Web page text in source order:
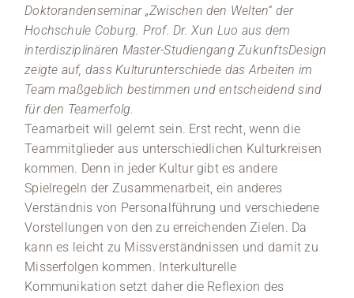
Doktorandenseminar „Zwischen den Welten“ der
Hochschule Coburg. Prof. Dr. Xun Luo aus dem
interdisziplinären Master-Studiengang ZukunftsDesign
zeigte auf, dass Kulturunterschiede das Arbeiten im
Team maßgeblich bestimmen und entscheidend sind
für den Teamerfolg.
Teamarbeit will gelernt sein. Erst recht, wenn die
Teammitglieder aus unterschiedlichen Kulturkreisen
kommen. Denn in jeder Kultur gibt es andere
Spielregeln der Zusammenarbeit, ein anderes
Verständnis von Personalführung und verschiedene
Vorstellungen von den zu erreichenden Zielen. Da
kann es leicht zu Missverständnissen und damit zu
Misserfolgen kommen. Interkulturelle
Kommunikation setzt daher die Reflexion des